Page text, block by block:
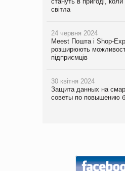
світла
24 червня 2024
Meest Пошта і Shop-
розширюють
підприємців
30 квітня 2024
Защита данных на
советы по повышению